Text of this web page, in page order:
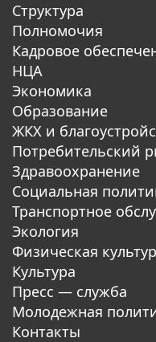
Структура
Полномочия
Кадровое
НЦА
Экономика
Образование
ЖКХ и
Потребительский
Здравоохранение
Социальная
Транспортное
Экология
Физическая
Культура
Пресс — служба
Молодежная
Контакты